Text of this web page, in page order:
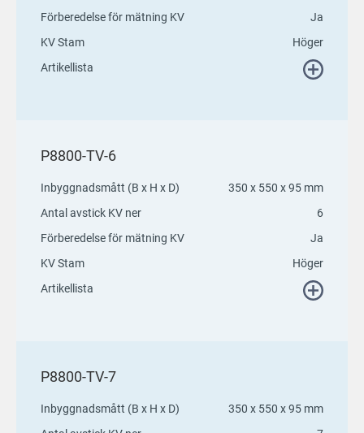
Förberedelse för mätning KV
Ja
KV Stam
Höger
Artikellista
P8800-TV-6
Inbyggnadsmått (B x H x D)
350 x 550 x 95 mm
Antal avstick KV ner
6
Förberedelse för mätning KV
Ja
KV Stam
Höger
Artikellista
P8800-TV-7
Inbyggnadsmått (B x H x D)
350 x 550 x 95 mm